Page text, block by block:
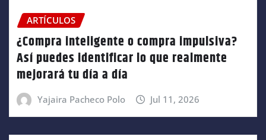
ARTÍCULOS
¿Compra inteligente o compra impulsiva?
Así puedes identificar lo que realmente
mejorará tu día a día
Yajaira Pacheco Polo Jul 11, 2026